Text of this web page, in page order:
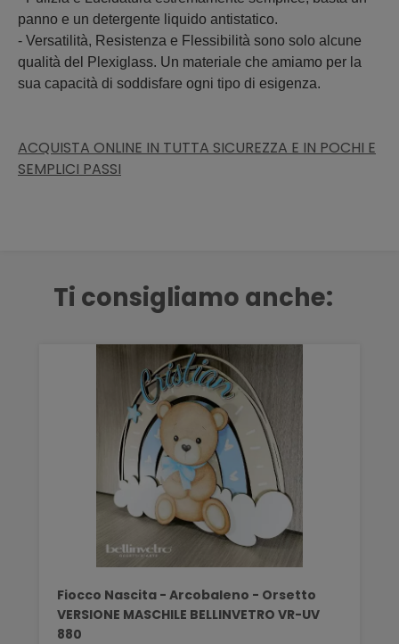
panno e un detergente liquido antistatico.
- Versatilità, Resistenza e Flessibilità sono solo alcune
qualità del Plexiglass. Un materiale che amiamo per la
sua capacità di soddisfare ogni tipo di esigenza.
ACQUISTA ONLINE IN TUTTA SICUREZZA E IN POCHI E
SEMPLICI PASSI
Ti consigliamo anche:
Fiocco Nascita - Arcobaleno - Orsetto
VERSIONE MASCHILE BELLINVETRO VR-UV
880